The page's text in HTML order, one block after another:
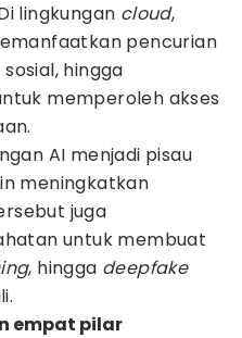
lingkungan cloud,
pencurian
hingga
memperoleh akses
AI menjadi pisau
meningkatkan
juga
untuk membuat
, hingga deepfake
empat pilar